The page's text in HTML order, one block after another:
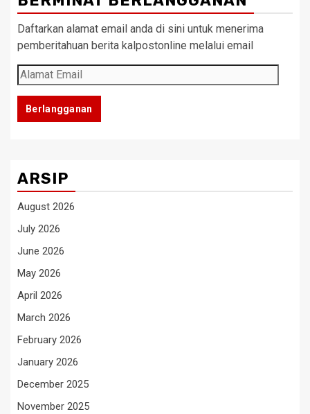
Daftarkan alamat email anda di sini untuk menerima
pemberitahuan berita kalpostonline melalui email
Alamat
Email
Berlangganan
ARSIP
August 2026
July 2026
June 2026
May 2026
April 2026
March 2026
February 2026
January 2026
December 2025
November 2025